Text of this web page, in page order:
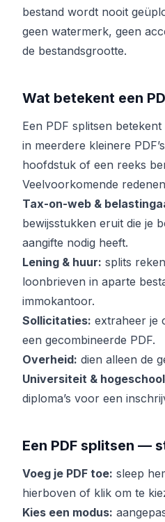
bestand wordt nooit
geen watermerk, geen
de bestandsgrootte.
Wat betekent een
Een PDF splitsen
in meerdere kleinere
hoofdstuk of een reeks
Veelvoorkomende
Tax-on-web &
bewijsstukken eruit die je
aangifte nodig heeft.
Lening & huur: splits
loonbrieven in aparte
immokantoor.
Sollicitaties: extraheer je
een gecombineerde PDF.
Overheid: dien alleen de
Universiteit &
diploma’s voor een
Een PDF splitsen —
Voeg je PDF toe: sleep
hierboven of klik om te
Kies een modus: